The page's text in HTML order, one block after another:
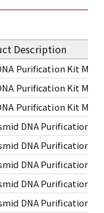
Description
Purification Kit Mini
Purification Kit Mini
Purification Kit Mini
DNA Purification
DNA Purification
DNA Purification
DNA Purification
DNA Purification